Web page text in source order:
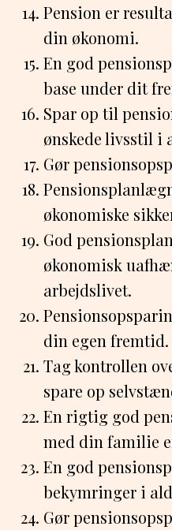
Pension er
din økonomi.
En god
base under dit
Spar op til
ønskede livsstil i
Gør
økonomiske
God
økonomisk
arbejdslivet.
din egen fremtid.
Tag kontrollen
spare op
En rigtig god
med din familie
En god
bekymringer i
Gør